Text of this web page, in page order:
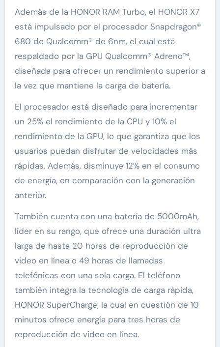
Además de la HONOR RAM Turbo, el HONOR X7
está impulsado por el procesador Snapdragon®
680 de Qualcomm® de 6nm, el cual está
respaldado por la GPU Qualcomm® Adreno™,
diseñada para ofrecer un rendimiento superior a
la vez que mantiene la carga de batería.
El procesador está diseñado para incrementar
un 25% el rendimiento de la CPU y 10% el
rendimiento de la GPU, lo que garantiza que los
usuarios puedan disfrutar de velocidades más
rápidas. Además, disminuye 12% en el consumo
de energía, en comparación con la generación
anterior.
También cuenta con una batería de 5000mAh,
líder en su rango, que ofrece una duración ultra
larga de hasta 20 horas de reproducción de
video en línea o 49 horas de llamadas
telefónicas con una sola carga. El teléfono
también integra la tecnología de carga rápida,
HONOR SuperCharge, la cual en cuestión de 10
minutos ofrece energía para tres horas de
reproducción de video en línea.